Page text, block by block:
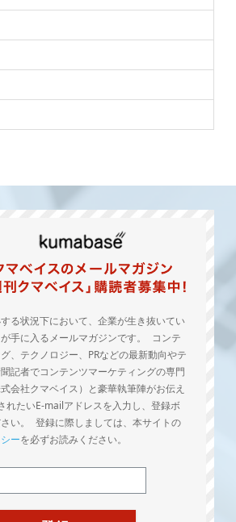
る状況下において、企業が生き抜いてい
手に入るメールマガジンです。 コンテ
、テクノロジー、PRなどの最新動向やテ
記者でコンテンツマーケティングの専門
会社クマベイス）と豪華執筆陣がお伝え
れたいE-mailアドレスを入力し、登録ボ
い。 登録に際しましては、本サイトの
ーを必ずお読みください。